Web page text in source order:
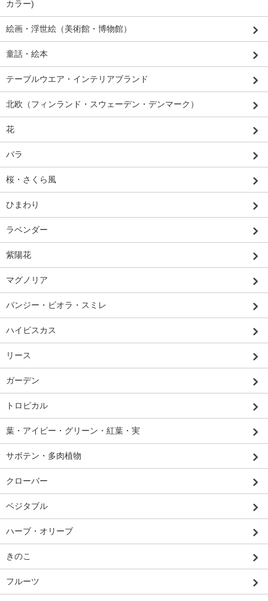
カラー)
絵画・浮世絵（美術館・博物館）
童話・絵本
テーブルウエア・インテリアブランド
北欧（フィンランド・スウェーデン・デンマーク）
花
バラ
桜・さくら風
ひまわり
ラベンダー
紫陽花
マグノリア
パンジー・ビオラ・スミレ
ハイビスカス
リース
ガーデン
トロピカル
葉・アイビー・グリーン・紅葉・実
サボテン・多肉植物
クローバー
ベジタブル
ハーブ・オリーブ
きのこ
フルーツ